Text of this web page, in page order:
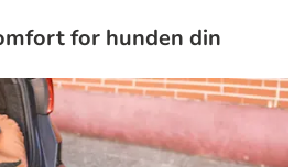
for hunden din